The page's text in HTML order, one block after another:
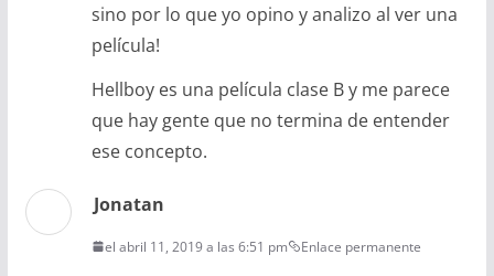
sino por lo que yo opino y analizo al ver una
película!
Hellboy es una película clase B y me parece
que hay gente que no termina de entender
ese concepto.
Jonatan
el abril 11, 2019 a las 6:51 pm Enlace permanente